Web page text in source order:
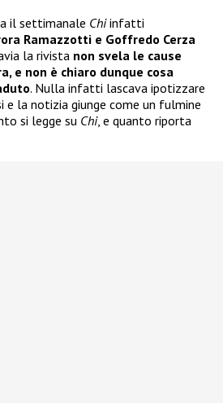
il settimanale Chiinfatti
Ramazzotti e Goffredo Cerza
la rivista non svela le cause
e non è chiaro dunque cosa
. Nulla infatti lascava ipotizzare
e la notizia giunge come un fulmine
si legge su Chi, e quanto riporta